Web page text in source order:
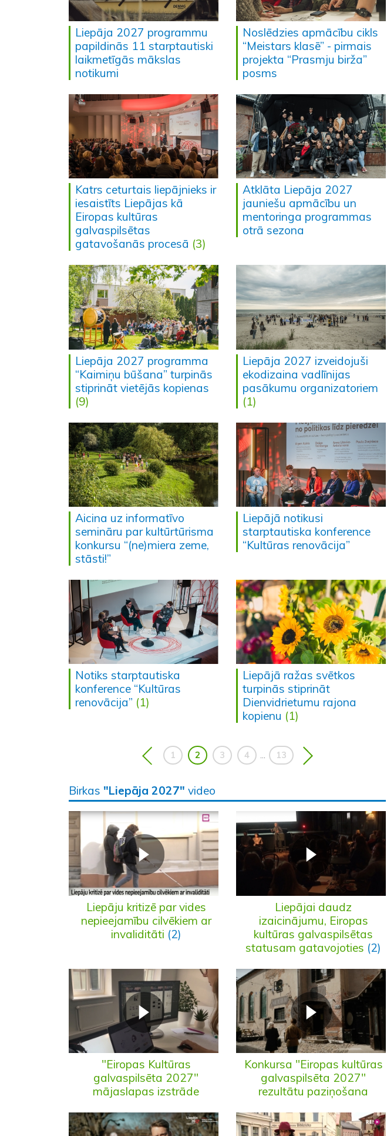
Liepāja 2027 programmu
papildinās 11 starptautiski
laikmetīgās mākslas
notikumi
Noslēdzies apmācību cikls
“Meistars klasē” - pirmais
projekta “Prasmju birža”
posms
Katrs ceturtais liepājnieks ir
iesaistīts Liepājas kā
Eiropas kultūras
galvaspilsētas
gatavošanās procesā (3)
Atklāta Liepāja 2027
jauniešu apmācību un
mentoringa programmas
otrā sezona
Liepāja 2027 programma
“Kaimiņu būšana” turpinās
stiprināt vietējās kopienas
(9)
Liepāja 2027 izveidojuši
ekodizaina vadlīnijas
pasākumu organizatoriem
(1)
Aicina uz informatīvo
semināru par kultūrtūrisma
konkursu “(ne)miera zeme,
stāsti!”
Liepājā notikusi
starptautiska konference
“Kultūras renovācija”
Notiks starptautiska
konference “Kultūras
renovācija” (1)
Liepājā ražas svētkos
turpinās stiprināt
Dienvidrietumu rajona
kopienu (1)
1 2 3 4 13
Birkas "Liepāja 2027" video
Liepāju kritizē par vides
nepieejamību cilvēkiem ar
invaliditāti (2)
Liepājai daudz
izaicinājumu, Eiropas
kultūras galvaspilsētas
statusam gatavojoties (2)
"Eiropas Kultūras
galvaspilsēta 2027"
mājaslapas izstrāde
Konkursa "Eiropas kultūras
galvaspilsēta 2027"
rezultātu paziņošana